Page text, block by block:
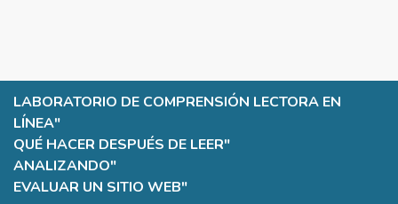
LABORATORIO DE COMPRENSIÓN LECTORA EN
LÍNEA"
QUÉ HACER DESPUÉS DE LEER"
ANALIZANDO"
EVALUAR UN SITIO WEB"